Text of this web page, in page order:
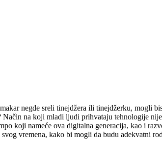
negde sreli tinejdžera ili tinejdžerku, mogli
Način na koji mladi ljudi prihvataju tehnologije
koji nameće ova digitalna generacija, kao i
svog vremena, kako bi mogli da budu adekvatni